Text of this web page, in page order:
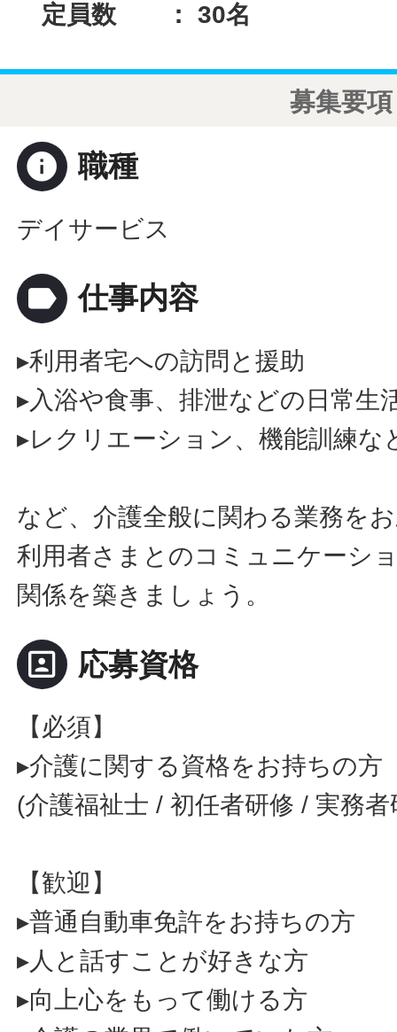
定員数 ： 30名
募集要項
info 職種
デイサービス
label 仕事内容
▸利用者宅への訪問と援助
▸入浴や食事、排泄などの日常生
▸レクリエーション、機能訓練な
など、介護全般に関わる業務を
利用者さまとのコミュニケーシ
関係を築きましょう。
portrait 応募資格
【必須】
▸介護に関する資格をお持ちの方
(介護福祉士 / 初任者研修 / 実務
【歓迎】
▸普通自動車免許をお持ちの方
▸人と話すことが好きな方
▸向上心をもって働ける方